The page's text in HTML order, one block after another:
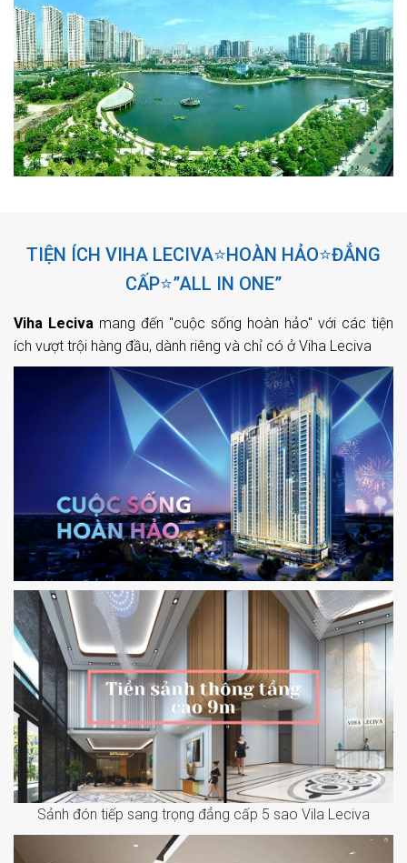
TIỆN ÍCH VIHA LECIVA⭐HOÀN HẢO⭐ĐẲNG
CẤP⭐”ALL IN ONE”
Viha Leciva mang đến "cuộc sống hoàn hảo" với các tiện
ích vượt trội hàng đầu, dành riêng và chỉ có ở Viha Leciva
Sảnh đón tiếp sang trọng đẳng cấp 5 sao Vila Leciva